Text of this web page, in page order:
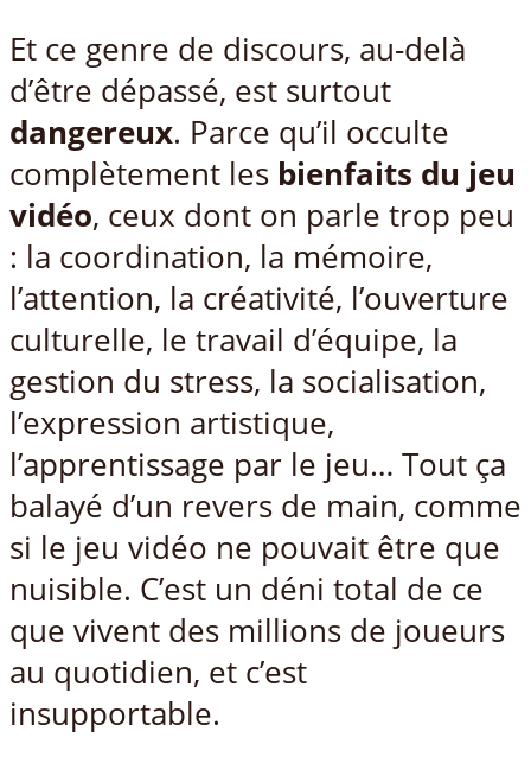
Et ce genre de discours, au-delà
d’être dépassé, est surtout
dangereux. Parce qu’il occulte
complètement les bienfaits du jeu
vidéo, ceux dont on parle trop peu
: la coordination, la mémoire,
l’attention, la créativité, l’ouverture
culturelle, le travail d’équipe, la
gestion du stress, la socialisation,
l’expression artistique,
l’apprentissage par le jeu… Tout ça
balayé d’un revers de main, comme
si le jeu vidéo ne pouvait être que
nuisible. C’est un déni total de ce
que vivent des millions de joueurs
au quotidien, et c’est
insupportable.